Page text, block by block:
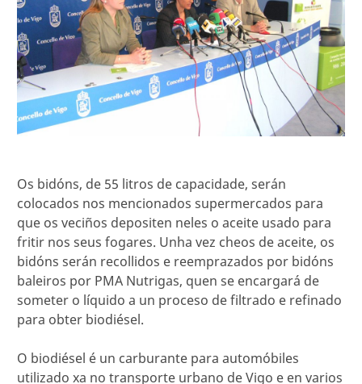
Os bidóns, de 55 litros de capacidade, serán
colocados nos mencionados supermercados para
que os veciños depositen neles o aceite usado para
fritir nos seus fogares. Unha vez cheos de aceite, os
bidóns serán recollidos e reemprazados por bidóns
baleiros por PMA Nutrigas, quen se encargará de
someter o líquido a un proceso de filtrado e refinado
para obter biodiésel.
O biodiésel é un carburante para automóbiles
utilizado xa no transporte urbano de Vigo e en varios